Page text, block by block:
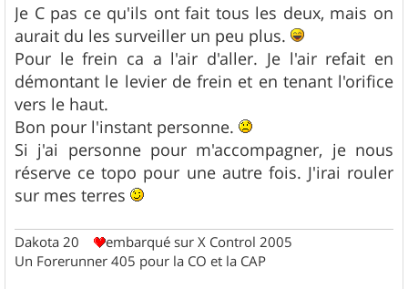
s
s
a
g
e
Je C pas ce qu'ils ont fait tous les deux, mais on
aurait du les surveiller un peu plus.
Pour le frein ca a l'air d'aller. Je l'air refait en
démontant le levier de frein et en tenant l'orifice
vers le haut.
Bon pour l'instant personne.
Si j'ai personne pour m'accompagner, je nous
réserve ce topo pour une autre fois. J'irai rouler
sur mes terres
Dakota 20
embarqué sur X Control 2005
Un Forerunner 405 pour la CO et la CAP